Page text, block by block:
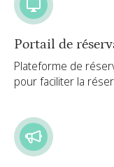
Portail de
Plateforme de
pour faciliter la